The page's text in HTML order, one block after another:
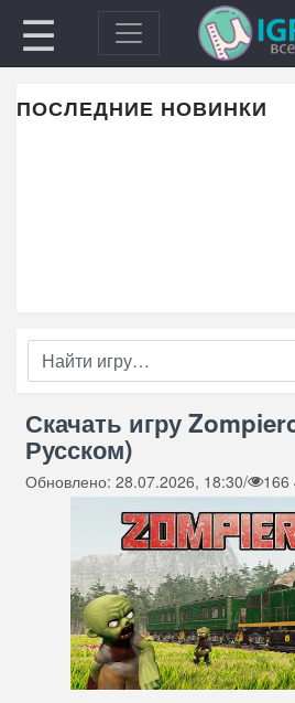
☰
ПОСЛЕДНИЕ НОВИНКИ
Скачать игру
Русском)
Обновлено: 28.07.2026, 18:30/ 166